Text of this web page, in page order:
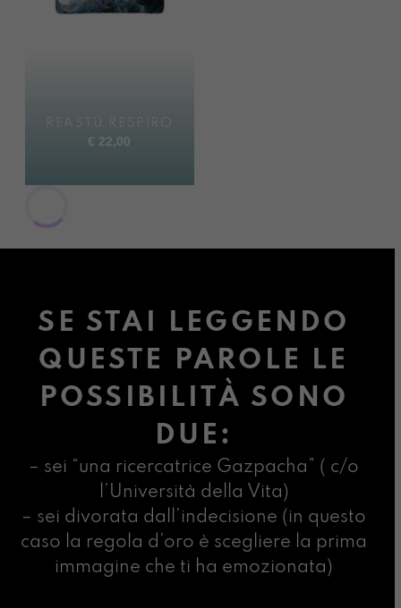
REASTÙ RESPIRO
€ 22,00
SE STAI LEGGENDO
QUESTE PAROLE LE
POSSIBILITÀ SONO
DUE:
– sei “una ricercatrice Gazpacha” ( c/o
l’Università della Vita)
– sei divorata dall’indecisione (in questo
caso la regola d’oro è scegliere la prima
immagine che ti ha emozionata)